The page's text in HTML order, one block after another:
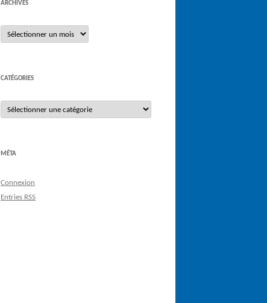
ARCHIVES
Archives
CATÉGORIES
Catégories
MÉTA
Connexion
Entries RSS